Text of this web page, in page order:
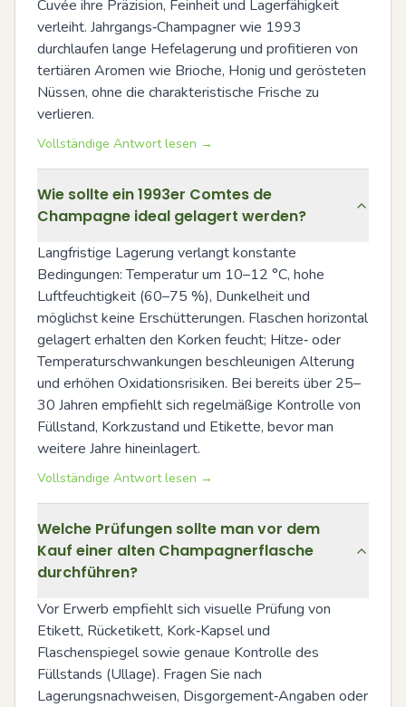
Cuvée ihre Präzision, Feinheit und Lagerfähigkeit
verleiht. Jahrgangs‑Champagner wie 1993
durchlaufen lange Hefelagerung und profitieren von
tertiären Aromen wie Brioche, Honig und gerösteten
Nüssen, ohne die charakteristische Frische zu
verlieren.
Vollständige Antwort lesen →
Wie sollte ein 1993er Comtes de
Champagne ideal gelagert werden?
Langfristige Lagerung verlangt konstante
Bedingungen: Temperatur um 10–12 °C, hohe
Luftfeuchtigkeit (60–75 %), Dunkelheit und
möglichst keine Erschütterungen. Flaschen horizontal
gelagert erhalten den Korken feucht; Hitze‑ oder
Temperaturschwankungen beschleunigen Alterung
und erhöhen Oxidationsrisiken. Bei bereits über 25–
30 Jahren empfiehlt sich regelmäßige Kontrolle von
Füllstand, Korkzustand und Etikette, bevor man
weitere Jahre hineinlagert.
Vollständige Antwort lesen →
Welche Prüfungen sollte man vor dem
Kauf einer alten Champagnerflasche
durchführen?
Vor Erwerb empfiehlt sich visuelle Prüfung von
Etikett, Rücketikett, Kork‑Kapsel und
Flaschenspiegel sowie genaue Kontrolle des
Füllstands (Ullage). Fragen Sie nach
Lagerungsnachweisen, Disgorgement‑Angaben oder